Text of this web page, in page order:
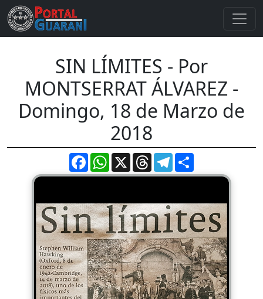
SIN LÍMITES - Por
MONTSERRAT ÁLVAREZ -
Domingo, 18 de Marzo de
2018
FacebookWhatsApp
X ThreadsTelegram